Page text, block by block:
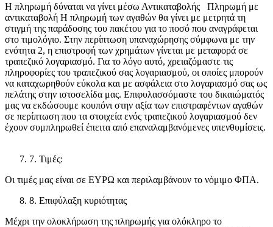
Η πληρωμή δύναται να γίνει μέσω Αντικαταβολής Πληρωμή με
αντικαταβολή Η πληρωμή των αγαθών θα γίνει με μετρητά τη
στιγμή της παράδοσης του πακέτου για το ποσό που αναγράφεται
στο τιμολόγιο. Στην περίπτωση υπαναχώρησης σύμφωνα με την
ενότητα 2, η επιστροφή των χρημάτων γίνεται με μεταφορά σε
τραπεζικό λογαριασμό. Για το λόγο αυτό, χρειαζόμαστε τις
πληροφορίες του τραπεζικού σας λογαριασμού, οι οποίες μπορούν
να καταχωρηθούν εύκολα και με ασφάλεια στο λογαριασμό σας ως
πελάτης στην ιστοσελίδα μας. Επιφυλασσόμαστε του δικαιώματός
μας να εκδώσουμε κουπόνι στην αξία των επιστραφέντων αγαθών
σε περίπτωση που τα στοιχεία ενός τραπεζικού λογαριασμού δεν
έχουν συμπληρωθεί έπειτα από επαναλαμβανόμενες υπενθυμίσεις.
7. Τιμές:
Οι τιμές μας είναι σε ΕΥΡΩ και περιλαμβάνουν το νόμιμο ΦΠΑ.
8. Επιφύλαξη κυριότητας
Μέχρι την ολοκλήρωση της πληρωμής για ολόκληρο το